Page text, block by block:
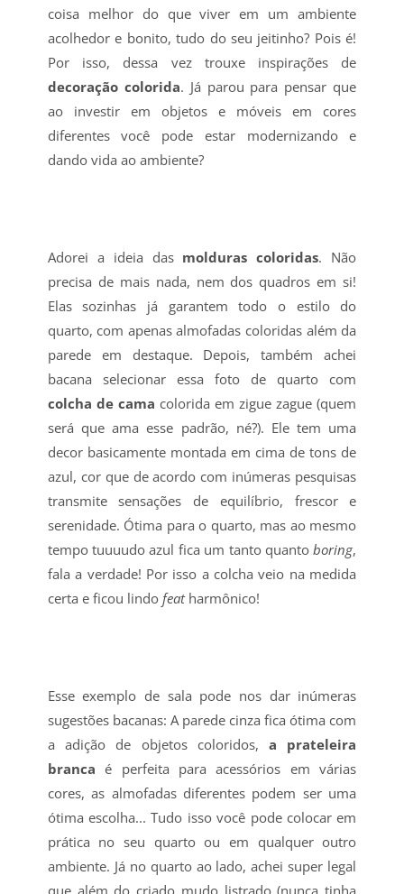
coisa melhor do que viver em um ambiente
acolhedor e bonito, tudo do seu jeitinho? Pois é!
Por isso, dessa vez trouxe inspirações de
decoração colorida. Já parou para pensar que
ao investir em objetos e móveis em cores
diferentes você pode estar modernizando e
dando vida ao ambiente?
Adorei a ideia das molduras coloridas. Não
precisa de mais nada, nem dos quadros em si!
Elas sozinhas já garantem todo o estilo do
quarto, com apenas almofadas coloridas além da
parede em destaque. Depois, também achei
bacana selecionar essa foto de quarto com
colcha de cama colorida em zigue zague (quem
será que ama esse padrão, né?). Ele tem uma
decor basicamente montada em cima de tons de
azul, cor que de acordo com inúmeras pesquisas
transmite sensações de equilíbrio, frescor e
serenidade. Ótima para o quarto, mas ao mesmo
tempo tuuuudo azul fica um tanto quantoboring,
fala a verdade! Por isso a colcha veio na medida
certa e ficou lindo featharmônico!
Esse exemplo de sala pode nos dar inúmeras
sugestões bacanas: A parede cinza fica ótima com
a adição de objetos coloridos, a prateleira
branca é perfeita para acessórios em várias
cores, as almofadas diferentes podem ser uma
ótima escolha... Tudo isso você pode colocar em
prática no seu quarto ou em qualquer outro
ambiente. Já no quarto ao lado, achei super legal